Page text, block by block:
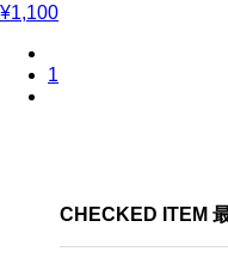
¥1,100
1
CHECKED ITEM